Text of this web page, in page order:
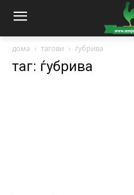
дома тагови ѓубрива
таг: ѓубрива